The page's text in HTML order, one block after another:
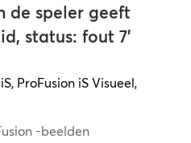
de speler geeft
status: fout 7'
, ProFusion iS Visueel,
-beelden